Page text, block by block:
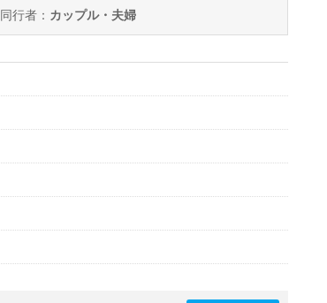
同行者： カップル・夫婦